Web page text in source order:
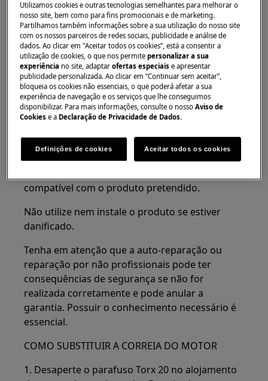
Apenas adultos devem usar ou instalar o
produto.
Esvazie sempre o aparelho de toda a água, por
exemplo, o recipiente de água da secadora.
Qualquer manutenção deve ser realizada com o
aparelho na posição vertical. Água residual
pode danificar os componentes eletrónicos se o
aparelho for colocado em qualquer um dos
seus lados.
Certifique-se de usar o produto apenas para o
compatível com o produto pretendido.
Não utilize nem instale o produto se estiver
danificado.
Tenha em atenção que a auto-reparação ou
reparação por não profissionais pode ter
consequências de segurança se não for
realizada corretamente e pode anular a
garantia. Possuir o conhecimento necessário é
essencial.
COMO SUBSTITUIR A CORREIA DO MOTOR
1. Desaperte o parafuso Torx 20 no alojamento
Utilizamos cookies e outras tecnologias semelhantes para melhorar o
nosso site, bem como para fins promocionais e de marketing.
Partilhamos também informações sobre a sua utilização do nosso site
com os nossos parceiros de redes sociais, publicidade e análise de
dados. Ao clicar em "Aceitar todos os cookies”, está a consentir a
utilização de cookies, o que nos permitepersonalizar a sua
experiência no site, adaptarofertas especiaise apresentar
publicidade personalizada. Ao clicar em “Continuar sem aceitar”,
bloqueia os cookies não essenciais, o que poderá afetar a sua
experiência de navegação e os serviços que lhe conseguimos
disponibilizar. Para mais informações, consulte o nossoAviso de
Cookies e a Declaração de Privacidade de Dados.
Definições de cookies Aceitar todos os cookies